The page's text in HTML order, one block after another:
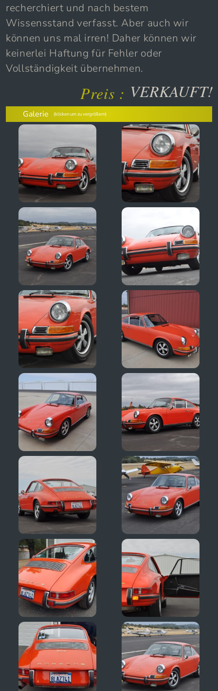
recherchiert und nach bestem
Wissensstand verfasst. Aber auch wir
können uns mal irren! Daher können wir
keinerlei Haftung für Fehler oder
Vollständigkeit übernehmen.
Preis : VERKAUFT!
Galerie (klicken um zu vergrößern)